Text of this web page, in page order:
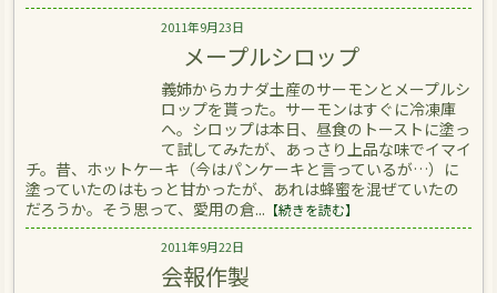
2011年9月23日
メープルシロップ
義姉からカナダ土産のサーモンとメープルシ
ロップを貰った。サーモンはすぐに冷凍庫
へ。シロップは本日、昼食のトーストに塗っ
て試してみたが、あっさり上品な味でイマイ
チ。昔、ホットケーキ（今はパンケーキと言っているが…）に
塗っていたのはもっと甘かったが、あれは蜂蜜を混ぜていたの
だろうか。そう思って、愛用の倉... 【続きを読む】
2011年9月22日
会報作製